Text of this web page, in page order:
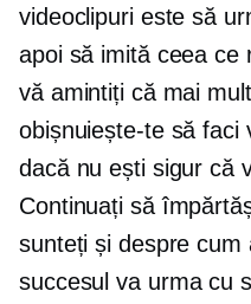
videoclipuri este să
apoi să imită ceea ce
vă amintiți că mai
obișnuiește-te să faci
dacă nu ești sigur că
Continuați să
sunteți și despre cum
succesul va urma cu